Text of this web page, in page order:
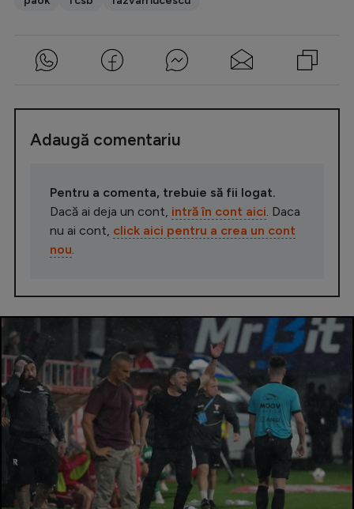
Adaugă comentariu
Pentru a comenta, trebuie să fii logat.
Dacă ai deja un cont, intră în cont aici . Daca
nu ai cont, click aici pentru a crea un cont
nou